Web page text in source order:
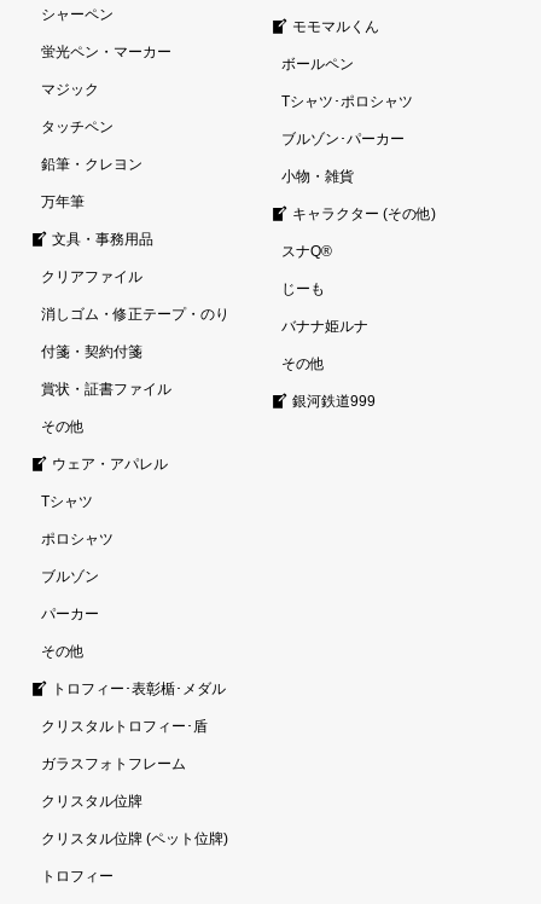
シャーペン
蛍光ペン・マーカー
マジック
タッチペン
鉛筆・クレヨン
万年筆
文具・事務用品
クリアファイル
消しゴム・修正テープ・のり
付箋・契約付箋
賞状・証書ファイル
その他
ウェア・アパレル
Tシャツ
ポロシャツ
ブルゾン
パーカー
その他
トロフィー･表彰楯･メダル
クリスタルトロフィー･盾
ガラスフォトフレーム
クリスタル位牌
クリスタル位牌 (ペット位牌)
トロフィー
モモマルくん
ボールペン
Tシャツ･ポロシャツ
ブルゾン･パーカー
小物・雑貨
キャラクター (その他)
スナQ®
じーも
バナナ姫ルナ
その他
銀河鉄道999